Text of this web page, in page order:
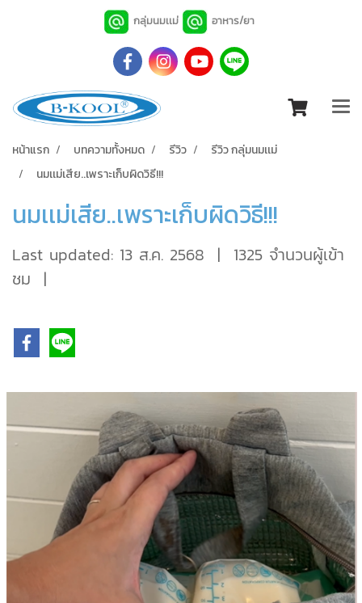
กลุ่มนมเเม่ อาหาร/ยา
หน้าแรก บทความทั้งหมด รีวิว
รีวิว กลุ่มนมเเม่
นมเเม่เสีย..เพราะเก็บผิดวิธี!!!
นมเเม่เสีย..เพราะเก็บผิดวิธี!!!
Last updated: 13 ส.ค. 2568 | 1325 จำนวนผู้เข้า
ชม |